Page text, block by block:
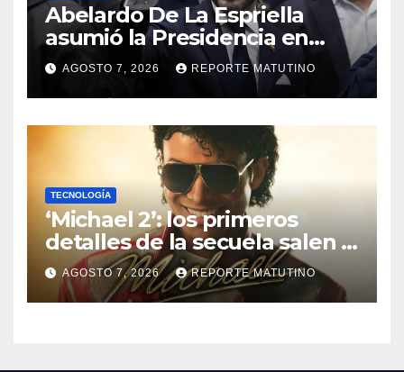
Abelardo De La Espriella
asumió la Presidencia en
medio de una polarización
AGOSTO 7, 2026 REPORTE MATUTINO
TECNOLOGÍA
‘Michael 2’: los primeros
detalles de la secuela salen a
la luz y ya sabemos cuándo
se estrena
AGOSTO 7, 2026 REPORTE MATUTINO